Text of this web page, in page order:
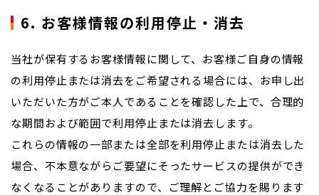
6. お客様情報の利用停止・消去
当社が保有するお客様情報に関して、お客様ご自身の情報
の利用停止または消去をご希望される場合には、お申し出
いただいた方がご本人であることを確認した上で、合理的
な期間および範囲で利用停止または消去します。
これらの情報の一部または全部を利用停止または消去した
場合、不本意ながらご要望にそったサービスの提供ができ
なくなることがありますので、ご理解とご協力を賜ります